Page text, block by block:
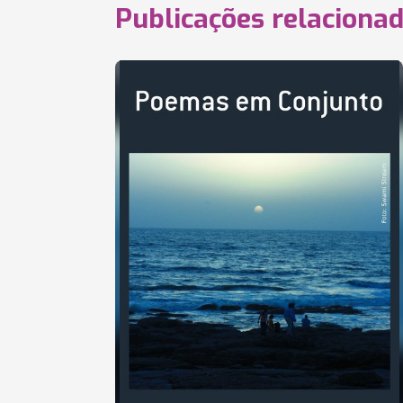
Publicações